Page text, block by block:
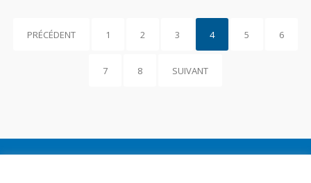
PRÉCÉDENT 1 2 3 4 5 6
7 8 SUIVANT